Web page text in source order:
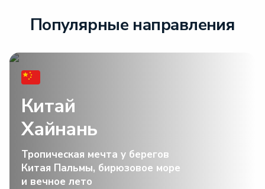
Популярные направления
Китай
Хайнань
Тропическая мечта у берегов
Китая Пальмы, бирюзовое море
и вечное лето